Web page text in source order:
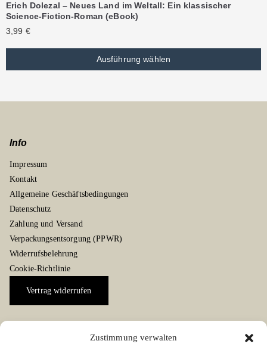
Zustimmung verwalten
Erich Dolezal – Neues Land im Weltall: Ein klassischer
Science-Fiction-Roman (eBook)
3,99 €
Ausführung wählen
Info
Impressum
Kontakt
Allgemeine Geschäftsbedingungen
Datenschutz
Zahlung und Versand
Verpackungsentsorgung (PPWR)
Widerrufsbelehrung
Cookie-Richtlinie
Vertrag widerrufen